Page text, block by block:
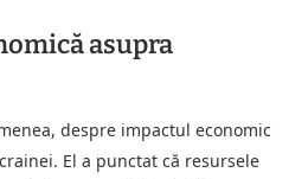
asupra
despre impactul economic
El a punctat că resursele